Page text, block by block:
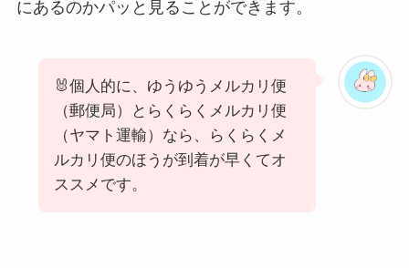
にあるのかパッと見ることができます。
🐰個人的に、ゆうゆうメルカリ便
（郵便局）とらくらくメルカリ便
（ヤマト運輸）なら、らくらくメ
ルカリ便のほうが到着が早くてオ
ススメです。